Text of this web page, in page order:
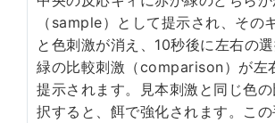
（sample）として提示され、その
と色刺激が消え、10秒後に左右の
緑の比較刺激（comparison）が左
提示されます。見本刺激と同じ色
択すると、餌で強化されます。こ